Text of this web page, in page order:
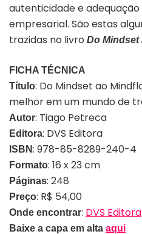
autenticidade e
empresarial. São estas
trazidas no livro Do Mindset
FICHA TÉCNICA
Título: Do Mindset ao
melhor em um mundo de
Autor: Tiago Petreca
Editora: DVS Editora
ISBN: 978-85-8289-240-4
Formato: 16 x 23 cm
Páginas: 248
Preço: R$ 54,00
Onde encontrar: DVS Editora
Baixe a capa em alta aqui